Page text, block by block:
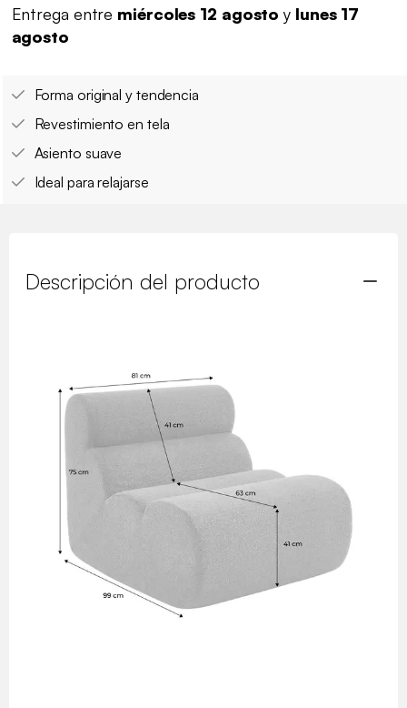
Entrega entre miércoles 12 agostoy lunes 17
agosto
Forma original y tendencia
Revestimiento en tela
Asiento suave
Ideal para relajarse
Descripción del producto